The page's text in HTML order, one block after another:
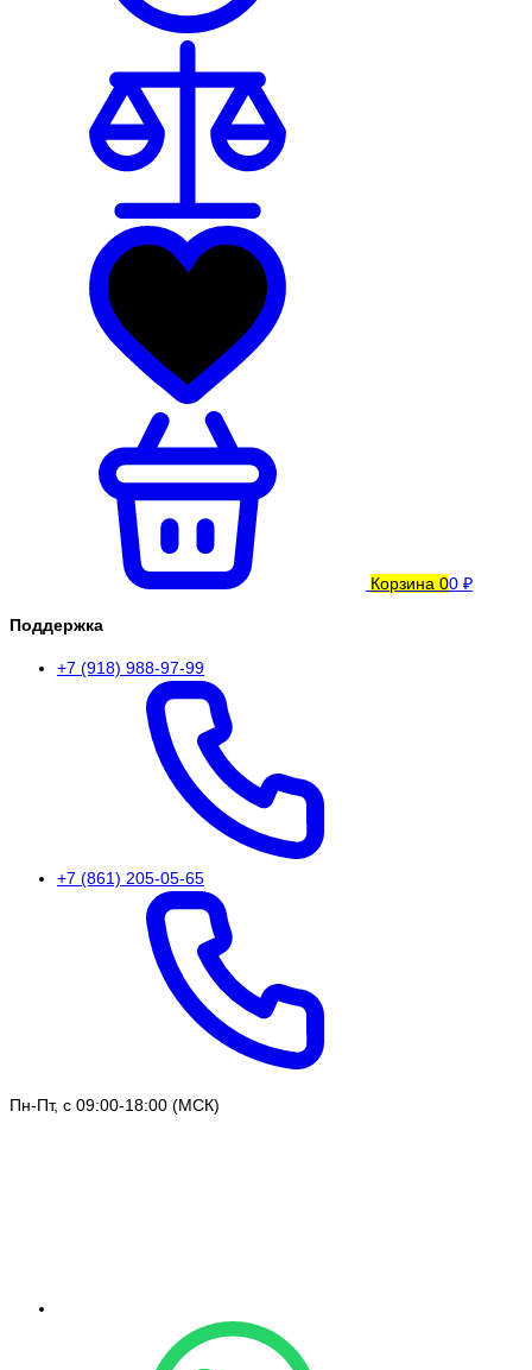
Корзина 00 ₽
Поддержка
+7 (918) 988-97-99
+7 (861) 205-05-65
Пн-Пт, с 09:00-18:00 (МСК)